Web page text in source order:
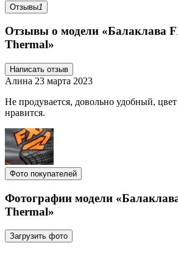
Отзывы1
Отзывы о модели «Балаклава
Thermal»
Написать отзыв
Алина 23 марта 2023
Не продувается, довольно удобный,
нравится.
Фото покупателей
Фотографии модели
Thermal»
Загрузить фото